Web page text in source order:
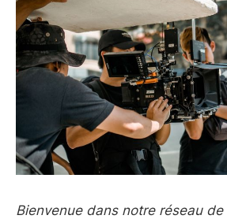
Bienvenue dans notre réseau de